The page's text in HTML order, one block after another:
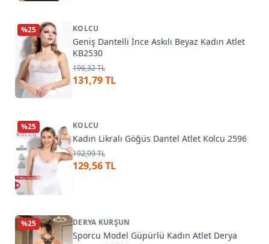
%25 KOLCU
Geniş Dantelli İnce Askılı Beyaz Kadın Atlet
KB2530
196,32 TL
131,79 TL
%25 KOLCU
Kadın Likralı Göğüs Dantel Atlet Kolcu 2596
192,99 TL
129,56 TL
%25 DERYA KURŞUN
Sporcu Model Güpürlü Kadın Atlet Derya